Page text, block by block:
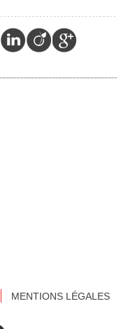
MENTIONS LÉGALES